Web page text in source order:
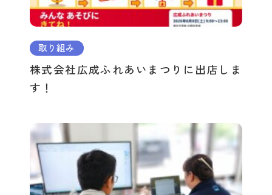
取り組み
株式会社広成ふれあいまつりに出店しま
す！